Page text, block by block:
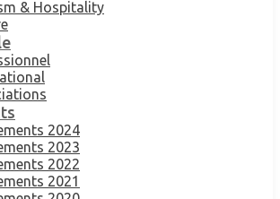
& Hospitality
2024
2023
2022
2021